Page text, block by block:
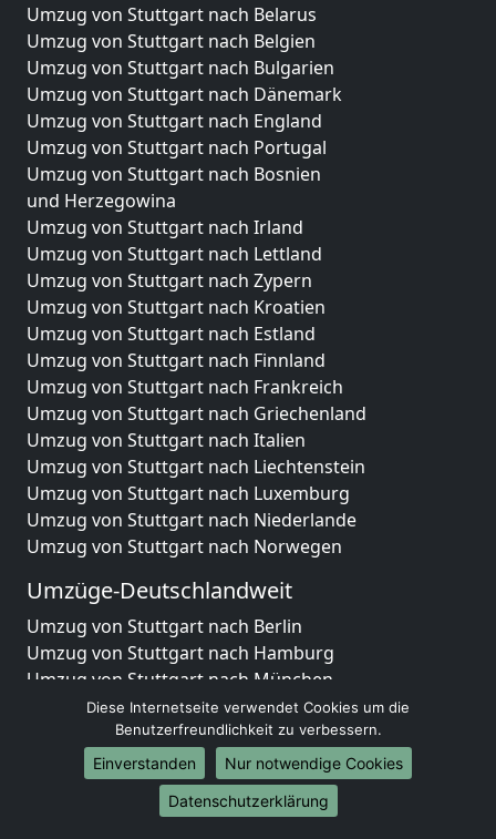
Umzug von Stuttgart nach Belarus
Umzug von Stuttgart nach Belgien
Umzug von Stuttgart nach Bulgarien
Umzug von Stuttgart nach Dänemark
Umzug von Stuttgart nach England
Umzug von Stuttgart nach Portugal
Umzug von Stuttgart nach Bosnien
und Herzegowina
Umzug von Stuttgart nach Irland
Umzug von Stuttgart nach Lettland
Umzug von Stuttgart nach Zypern
Umzug von Stuttgart nach Kroatien
Umzug von Stuttgart nach Estland
Umzug von Stuttgart nach Finnland
Umzug von Stuttgart nach Frankreich
Umzug von Stuttgart nach Griechenland
Umzug von Stuttgart nach Italien
Umzug von Stuttgart nach Liechtenstein
Umzug von Stuttgart nach Luxemburg
Umzug von Stuttgart nach Niederlande
Umzug von Stuttgart nach Norwegen
Umzüge-Deutschlandweit
Umzug von Stuttgart nach Berlin
Umzug von Stuttgart nach Hamburg
Umzug von Stuttgart nach München
Umzug von Stuttgart nach Köln
Umzug von Stuttgart nach Frankfurt am Main
Umzug von Stuttgart nach Stuttgart
Umzug von Stuttgart nach Düsseldorf
Umzug von Stuttgart nach Leipzig
Diese Internetseite verwendet Cookies um die
Benutzerfreundlichkeit zu verbessern.
Einverstanden
Nur notwendige Cookies
Datenschutzerklärung